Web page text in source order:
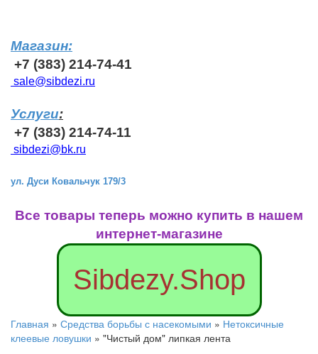
Магазин:
+7 (383) 214-74-41
sale@sibdezi.ru
Услуги:
+7 (383) 214-74-11
sibdezi@bk.ru
ул. Дуси Ковальчук 179/3
Все товары теперь можно купить в нашем
интернет-магазине
Sibdezy.Shop
Главная » Средства борьбы с насекомыми » Нетоксичные
клеевые ловушки » "Чистый дом" липкая лента